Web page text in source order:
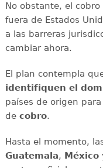
No obstante, el
fuera de Estados
a las barreras
cambiar ahora.
El plan contempla
identifiquen el
países de origen
de cobro.
Hasta el momento,
Guatemala, México